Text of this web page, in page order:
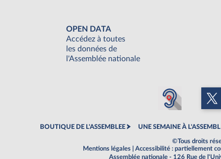
OPEN DATA
Accédez à toutes
les données de
l'Assemblée nationale
BOUTIQUE DE L'ASSEMBLEE UNE SEMAINE À
©Tous droits
Mentions légales
Accessibilité : partiellement
Assemblée nationale - 126 Rue de